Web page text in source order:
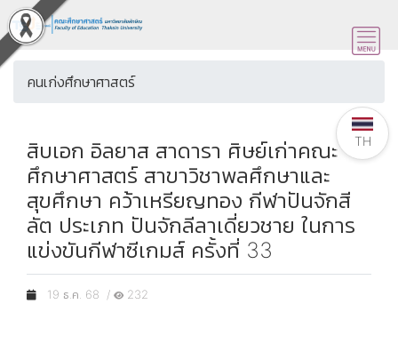
คนเก่งศึกษาศาสตร์
สิบเอก อิลยาส สาดารา ศิษย์เก่าคณะ
ศึกษาศาสตร์ สาขาวิชาพลศึกษาและ
สุขศึกษา คว้าเหรียญทอง กีฬาปันจักสี
ลัต ประเภท ปันจักลีลาเดี่ยวชาย ในการ
แข่งขันกีฬาซีเกมส์ ครั้งที่ 33
19 ธ.ค. 68 / 232
TH